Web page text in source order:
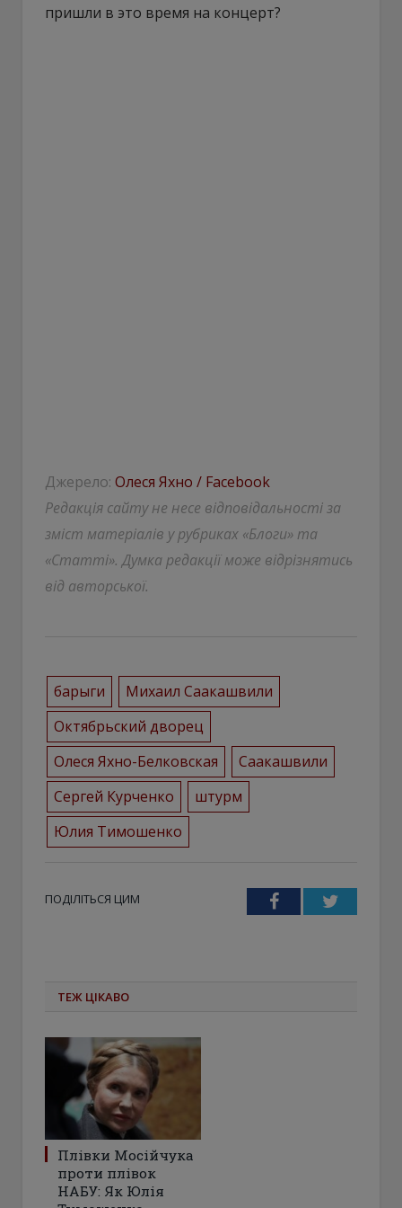
пришли в это время на концерт?
Джерело: Олеся Яхно / Facebook
Редакція сайту не несе відповідальності за
зміст матеріалів у рубриках «Блоги» та
«Статті». Думка редакції може відрізнятись
від авторської.
барыги
Михаил Саакашвили
Октябрьский дворец
Олеся Яхно-Белковская
Саакашвили
Сергей Курченко
штурм
Юлия Тимошенко
ПОДІЛІТЬСЯ ЦИМ FacebookTwitter
ТЕЖ ЦІКАВО
Плівки Мосійчука
проти плівок
НАБУ: Як Юлія